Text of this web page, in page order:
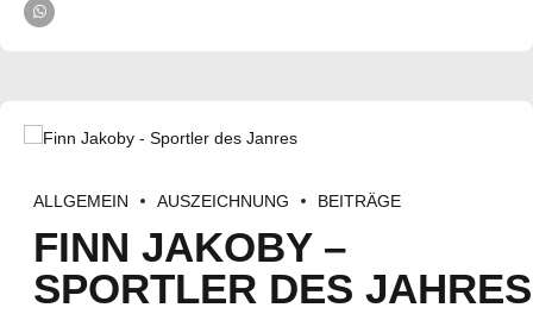
ALLGEMEIN AUSZEICHNUNG BEITRÄGE
FINN JAKOBY –
SPORTLER DES JAHRES